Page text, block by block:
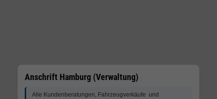
Anschrift Hamburg (Verwaltung)
Alle Kundenberatungen, Fahrzeugverkäufe und